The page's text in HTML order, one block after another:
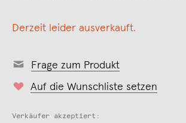
Derzeit leider ausverkauft.
Frage zum Produkt
Auf die Wunschliste setzen
Verkäufer akzeptiert: